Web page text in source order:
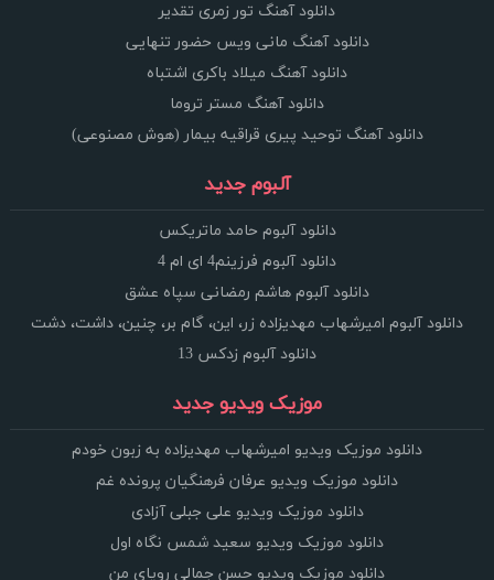
دانلود آهنگ تور زمری تقدیر
دانلود آهنگ مانی ویس حضور تنهایی
دانلود آهنگ میلاد باکری اشتباه
دانلود آهنگ مستر تروما
دانلود آهنگ توحید پیری قراقیه بیمار (هوش مصنوعی)
آلبوم جدید
دانلود آلبوم حامد ماتریکس
دانلود آلبوم فرزینم4 ای ام 4
دانلود آلبوم هاشم رمضانی سپاه عشق
دانلود آلبوم امیرشهاب مهدیزاده زر، این، گام بر، چنین، داشت، دشت
دانلود آلبوم زدکس 13
موزیک ویدیو جدید
دانلود موزیک ویدیو امیرشهاب مهدیزاده به زبون خودم
دانلود موزیک ویدیو عرفان فرهنگیان پرونده غم
دانلود موزیک ویدیو علی جبلی آزادی
دانلود موزیک ویدیو سعید شمس نگاه اول
دانلود موزیک ویدیو حسن جمالی رویای من